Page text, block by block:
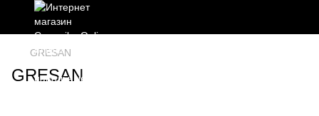
GRESAN
GRESAN